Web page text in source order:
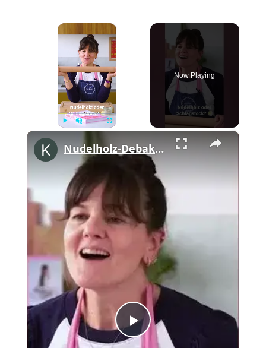
×
Now Playing
×
Play
Nudelholz-Debakel am Flughafen mit Cynthia Barcomi #shorts